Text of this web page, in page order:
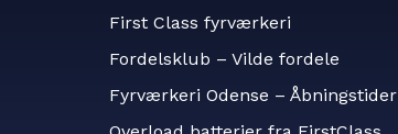
First Class fyrværkeri
Fordelsklub – Vilde fordele
Fyrværkeri Odense – Åbningstider